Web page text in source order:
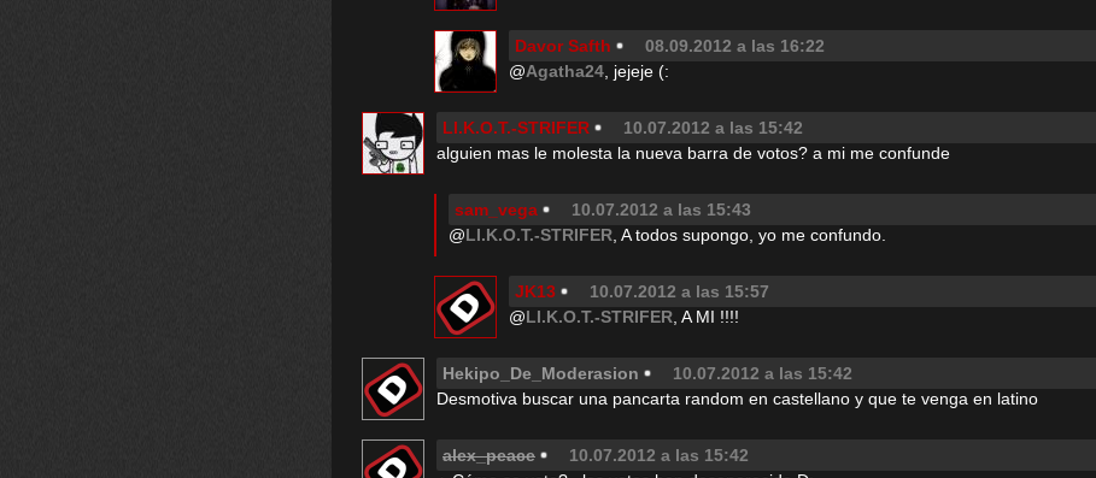
Davor Safth 08.09.2012 a las 16:22
@Agatha24 , jejeje (:
LI.K.O.T.-STRIFER 10.07.2012 a las 15:42
alguien mas le molesta la nueva barra de votos? a mi me confunde
sam_vega 10.07.2012 a las 15:43
@LI.K.O.T.-STRIFER , A todos supongo, yo me confundo.
JK13 10.07.2012 a las 15:57
@LI.K.O.T.-STRIFER , A MI !!!!
Hekipo_De_Moderasion 10.07.2012 a las 15:42
Desmotiva buscar una pancarta random en castellano y que te venga en latino
alex_peace 10.07.2012 a las 15:42